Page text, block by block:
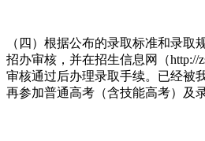
（四）根据公布的录取标准和录取
招办审核，并在招生信息网（http://
审核通过后办理录取手续。已经被
再参加普通高考（含技能高考）及录